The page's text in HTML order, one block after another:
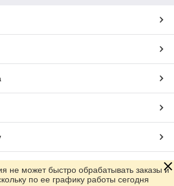
Prom.ua
не может быстро обрабатывать заказы и
по ее графику работы сегодня